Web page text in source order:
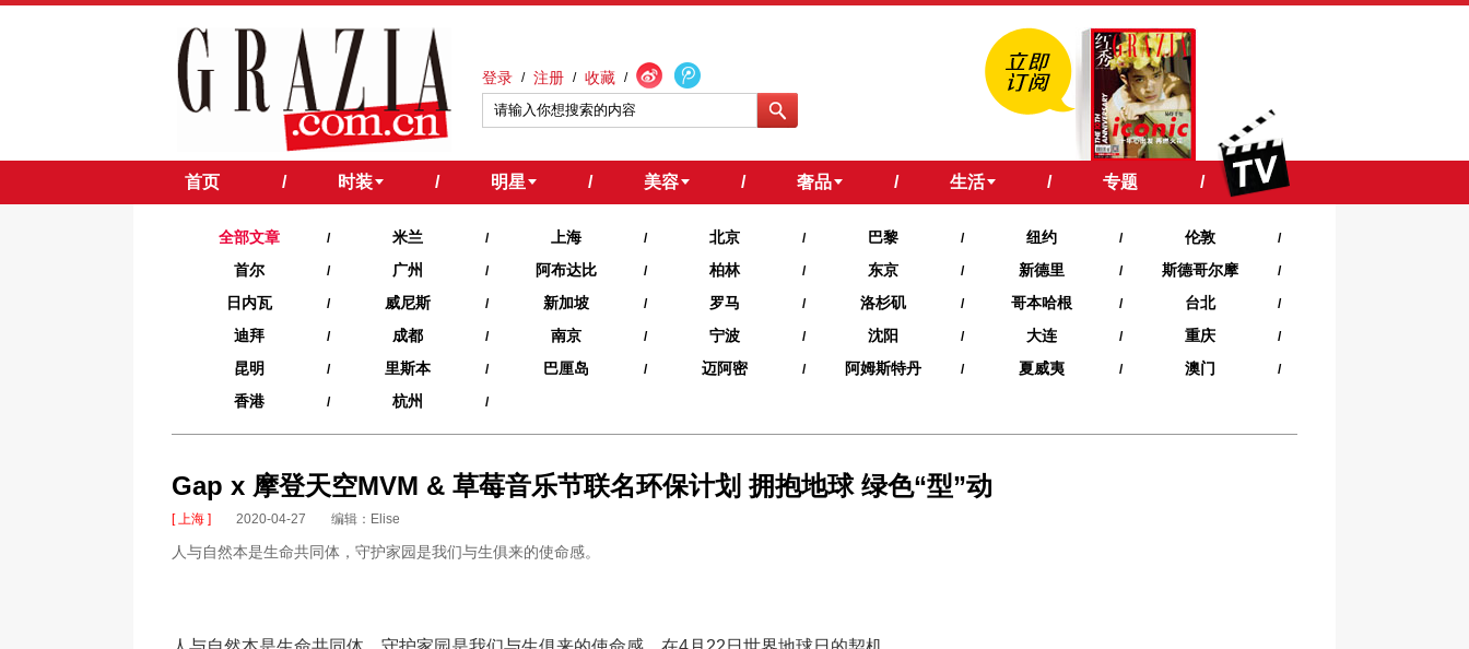
登录 / 注册 / 收藏 /
首页 / 时装 / 明星 / 美容 / 奢品 / 生活 / 专题 /
全部文章 / 米兰 / 上海 / 北京 / 巴黎 / 纽约 / 伦敦 /
首尔 / 广州 / 阿布达比 / 柏林 / 东京 / 新德里 / 斯德哥尔摩 /
日内瓦 / 威尼斯 / 新加坡 / 罗马 / 洛杉矶 / 哥本哈根 / 台北 /
迪拜 / 成都 / 南京 / 宁波 / 沈阳 / 大连 / 重庆 /
昆明 / 里斯本 / 巴厘岛 / 迈阿密 / 阿姆斯特丹 / 夏威夷‍ / 澳门 /
香港 / 杭州 /
Gap x 摩登天空MVM & 草莓音乐节联名环保计划 拥抱地球 绿色“型”动
[ 上海 ] 2020-04-27 编辑：Elise
人与自然本是生命共同体，守护家园是我们与生俱来的使命感。